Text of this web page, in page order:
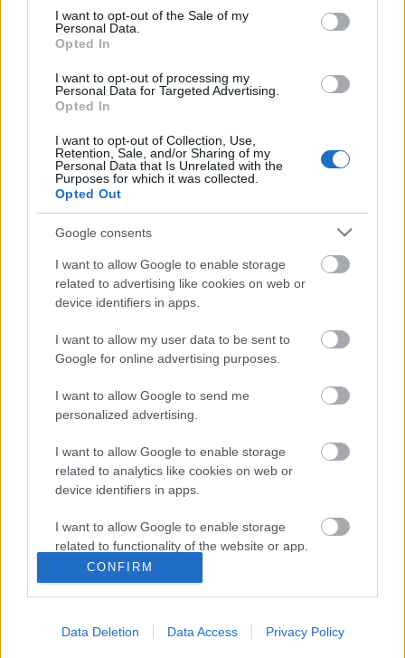
consent section.
I want to opt-out of the Sale of my
Personal Data.
Opted In
I want to opt-out of processing my
Personal Data for Targeted Advertising.
Opted In
I want to opt-out of Collection, Use,
Retention, Sale, and/or Sharing of my
Personal Data that Is Unrelated with the
Purposes for which it was collected.
Opted Out
Google consents
I want to allow Google to enable storage
related to advertising like cookies on web or
device identifiers in apps.
I want to allow my user data to be sent to
Google for online advertising purposes.
I want to allow Google to send me
personalized advertising.
I want to allow Google to enable storage
related to analytics like cookies on web or
device identifiers in apps.
I want to allow Google to enable storage
related to functionality of the website or app.
I want to allow Google to enable storage
related to personalization.
I want to allow Google to enable storage
CONFIRM
Data Deletion Data Access Privacy Policy
Ének: Harcsa Veronika
Basszusgitár: Totti kisasszony (I.O.N.)
Smink: Tóth Árpád
Koreográfia: Hód Adrienn
Támogatók:
NKÖM, NKA, Fővárosi Önkormányzat Színházi Alap,
Új Előadóművészeti Alapítvány, Katlan Csoport,
OFF Alapítvány
Acsai Miklós, Angyal Gergő, Izsák Lili, Kaci,
Novák Péter, Pete Orsolya, Suri Szilvia, Zoilly
valamint köszönet Tövisházi Ambrusnak és T.
Balinak a zenei ötletekért
forrás: Katlan Csoport
Ajánlott bejegyzések:
Kamaradarabok, kortárs drámák,
koncertszínház a Teátrumban